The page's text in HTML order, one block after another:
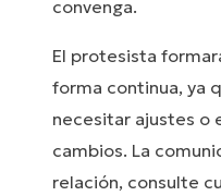
convenga.
El protesista
forma continua, ya
necesitar ajustes o
cambios. La
relación, consulte